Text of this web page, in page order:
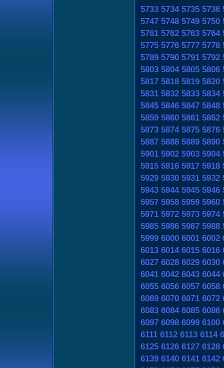
5733 5734 5735 5736
5747 5748 5749 5750
5761 5762 5763 5764
5775 5776 5777 5778
5789 5790 5791 5792
5803 5804 5805 5806
5817 5818 5819 5820
5831 5832 5833 5834
5845 5846 5847 5848
5859 5860 5861 5862
5873 5874 5875 5876
5887 5888 5889 5890
5901 5902 5903 5904
5915 5916 5917 5918
5929 5930 5931 5932
5943 5944 5945 5946
5957 5958 5959 5960
5971 5972 5973 5974
5985 5986 5987 5988
5999 6000 6001 6002
6013 6014 6015 6016
6027 6028 6029 6030
6041 6042 6043 6044
6055 6056 6057 6058
6069 6070 6071 6072
6083 6084 6085 6086
6097 6098 6099 6100
6111 6112 6113 6114
6125 6126 6127 6128
6139 6140 6141 6142